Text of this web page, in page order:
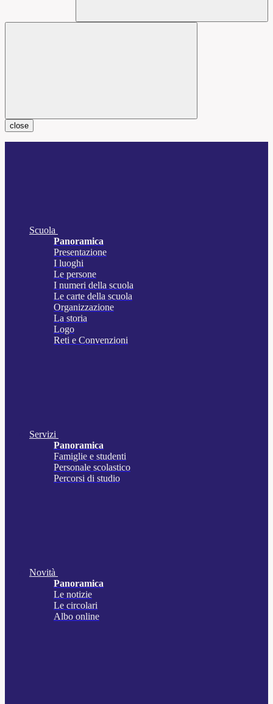
close
Scuola
Panoramica
Presentazione
I luoghi
Le persone
I numeri della scuola
Le carte della scuola
Organizzazione
La storia
Logo
Reti e Convenzioni
Servizi
Panoramica
Famiglie e studenti
Personale scolastico
Percorsi di studio
Novità
Panoramica
Le notizie
Le circolari
Albo online